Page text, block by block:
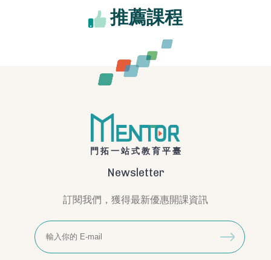
推薦課程
門拓一站式教育平臺
Newsletter
訂閱我們，獲得最新優惠開課資訊